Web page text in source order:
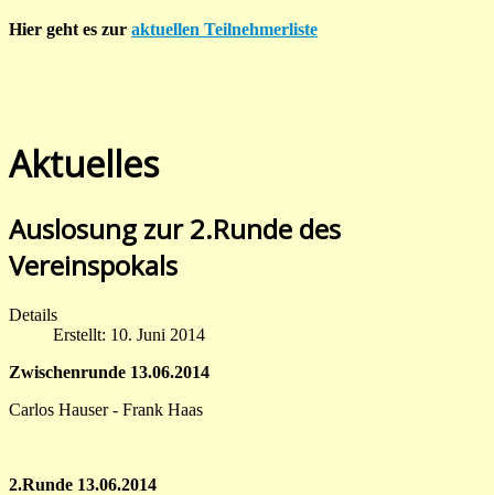
Hier geht es zur aktuellen Teilnehmerliste
Aktuelles
Auslosung zur 2.Runde des
Vereinspokals
Details
Erstellt: 10. Juni 2014
Zwischenrunde 13.06.2014
Carlos Hauser - Frank Haas
2.Runde 13.06.2014